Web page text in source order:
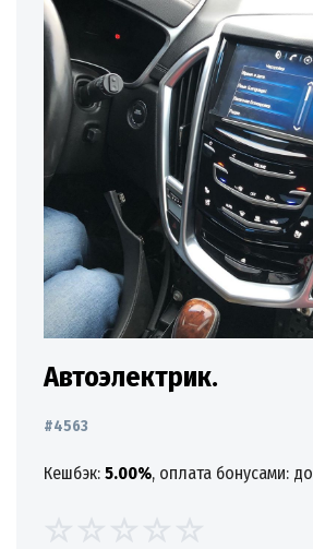
Автоэлектрик.
#4563
Кешбэк: 5.00%, оплата бонусами: до